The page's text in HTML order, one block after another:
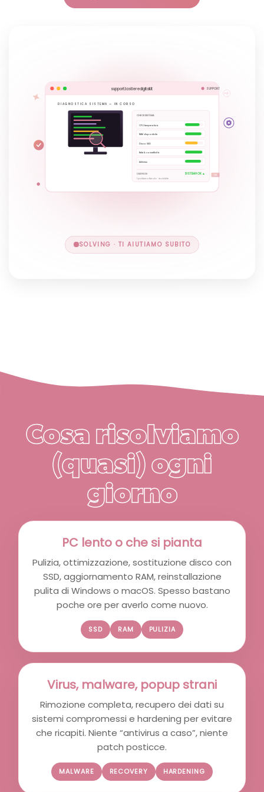
#TD-1142 · PC non si accende
Studio Pozzana · alta priorità
URGENTE
#TD-1141 · Stampante offline
ATTESA
RISOLTO
CPU temperatura
RAM disponibile
Disco SSD
Rete & connettività
Antivirus
REMOTE SUPPORT — CONNESSIONE ATTIVA
✓ Authenticated
3 services running
✓ All packages updated
support.tastieredigitali.it SUPPORT
SOLVING · TI AIUTIAMO SUBITO
Cosa risolviamo
(quasi) ogni
giorno
PC lento o che si pianta
Pulizia, ottimizzazione, sostituzione disco con
SSD, aggiornamento RAM, reinstallazione
pulita di Windows o macOS. Spesso bastano
poche ore per averlo come nuovo.
SSD RAM PULIZIA
Virus, malware, popup strani
Rimozione completa, recupero dei dati su
sistemi compromessi e hardening per evitare
che ricapiti. Niente “antivirus a caso”, niente
patch posticce.
MALWARE RECOVERY HARDENING